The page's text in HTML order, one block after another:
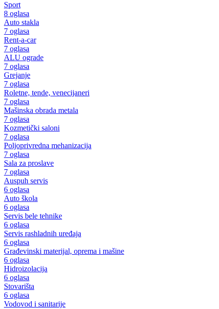
Sport
8 oglasa
Auto stakla
7 oglasa
Rent-a-car
7 oglasa
ALU ograde
7 oglasa
Grejanje
7 oglasa
Roletne, tende, venecijaneri
7 oglasa
Mašinska obrada metala
7 oglasa
Kozmetički saloni
7 oglasa
Poljoprivredna mehanizacija
7 oglasa
Sala za proslave
7 oglasa
Auspuh servis
6 oglasa
Auto škola
6 oglasa
Servis bele tehnike
6 oglasa
Servis rashladnih uređaja
6 oglasa
Građevinski materijal, oprema i mašine
6 oglasa
Hidroizolacija
6 oglasa
Stovarišta
6 oglasa
Vodovod i sanitarije